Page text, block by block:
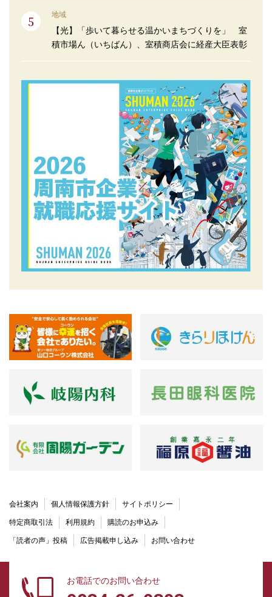
地域
【光】「歩いて暮らせる温かいまちづくりを」 室
積市場ん（いちばん）、室積商店会に経産大臣表彰
会社案内 個人情報保護方針 サイトポリシー
特定商取引法 利用規約 購読のお申込み
「読者の声」投稿 広告掲載申し込み お問い合わせ
お電話でのお問い合わせ